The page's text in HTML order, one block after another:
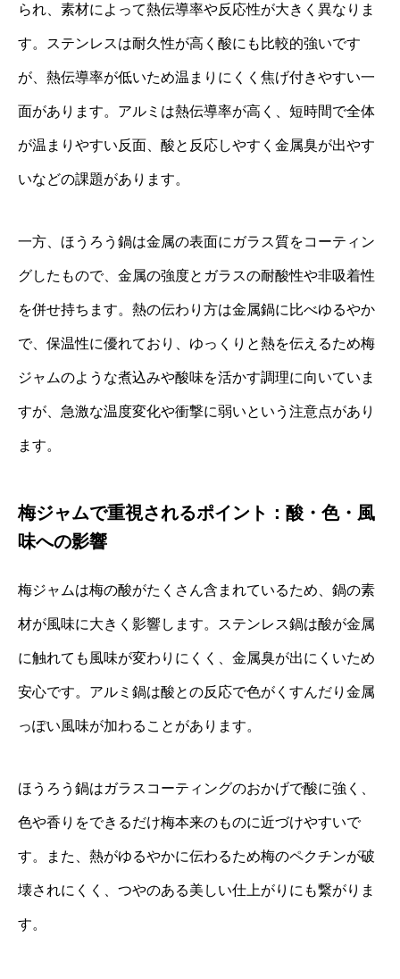
られ、素材によって熱伝導率や反応性が大きく異なりま
す。ステンレスは耐久性が高く酸にも比較的強いです
が、熱伝導率が低いため温まりにくく焦げ付きやすい一
面があります。アルミは熱伝導率が高く、短時間で全体
が温まりやすい反面、酸と反応しやすく金属臭が出やす
いなどの課題があります。
一方、ほうろう鍋は金属の表面にガラス質をコーティン
グしたもので、金属の強度とガラスの耐酸性や非吸着性
を併せ持ちます。熱の伝わり方は金属鍋に比べゆるやか
で、保温性に優れており、ゆっくりと熱を伝えるため梅
ジャムのような煮込みや酸味を活かす調理に向いていま
すが、急激な温度変化や衝撃に弱いという注意点があり
ます。
梅ジャムで重視されるポイント：酸・色・風
味への影響
梅ジャムは梅の酸がたくさん含まれているため、鍋の素
材が風味に大きく影響します。ステンレス鍋は酸が金属
に触れても風味が変わりにくく、金属臭が出にくいため
安心です。アルミ鍋は酸との反応で色がくすんだり金属
っぽい風味が加わることがあります。
ほうろう鍋はガラスコーティングのおかげで酸に強く、
色や香りをできるだけ梅本来のものに近づけやすいで
す。また、熱がゆるやかに伝わるため梅のペクチンが破
壊されにくく、つやのある美しい仕上がりにも繋がりま
す。